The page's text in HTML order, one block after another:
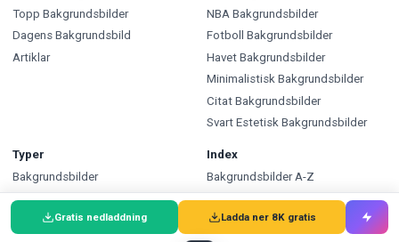
Gratis nedladdning Ladda ner 8K gratis
Topp Bakgrundsbilder
Dagens Bakgrundsbild
Artiklar
NBA Bakgrundsbilder
Fotboll Bakgrundsbilder
Havet Bakgrundsbilder
Minimalistisk Bakgrundsbilder
Citat Bakgrundsbilder
Svart Estetisk Bakgrundsbilder
Typer
Bakgrundsbilder
Bakgrunder
Index
Bakgrundsbilder A-Z
Bakgrunder A-Z
Bilder A-Z